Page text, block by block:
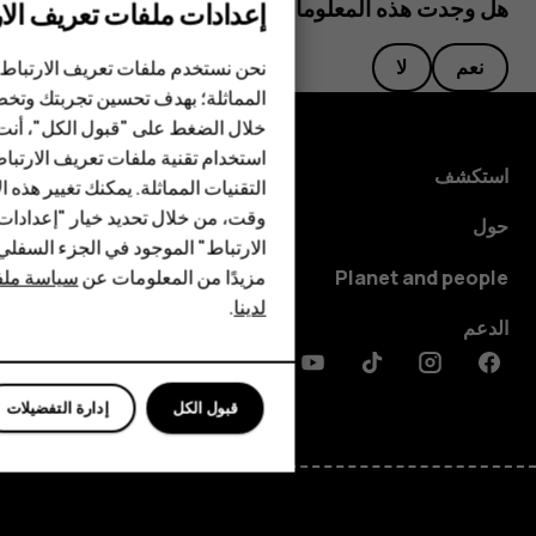
الهواتف الذكية
الهواتف المميزة
HMD Terra M
HMD DUB
HMD Watch
للأعمال
هل وجدت هذه المعلومات مفيدة؟
نعم لا
استكشف
حول
Planet and people
الدعم
Facebook
Instagram
Tiktok
Youtube
إعدادات ملفات تعريف
نحن نستخدم ملفات تعريف
المماثلة؛ بهدف تحسين تجربتك
خلال الضغط على "قبول الكل"،
استخدام تقنية ملفات تعريف
التقنيات المماثلة. يمكنك تغيير
وقت، من خلال تحديد خيار
الارتباط" الموجود في الجزء
مزيدًا من المعلومات عنسياسة
لدينا.
إدارة التفضيلات قبول الكل